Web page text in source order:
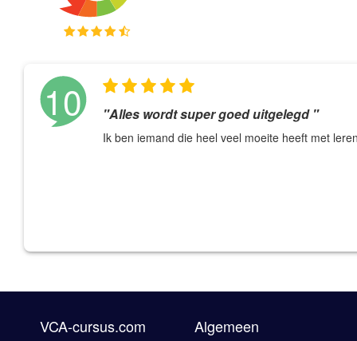
10 "Alles wordt super goed uitgelegd "
Ik ben iemand die heel veel moeite heeft met
VCA-cursus.com Algemeen